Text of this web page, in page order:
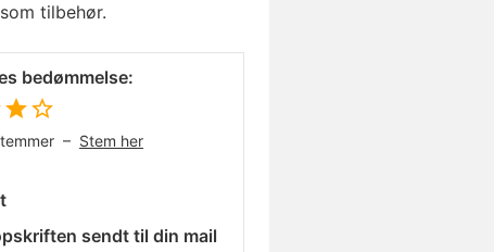
tilbehør.
bedømmelse:
– Stem her
sendt til din mail